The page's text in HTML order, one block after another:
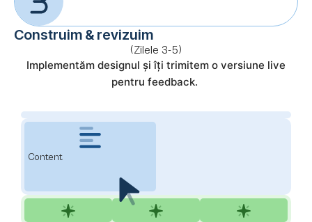
Construim & revizuim
(Zilele 3-5)
Implementăm designul și îți trimitem o versiune live
pentru feedback.
Content